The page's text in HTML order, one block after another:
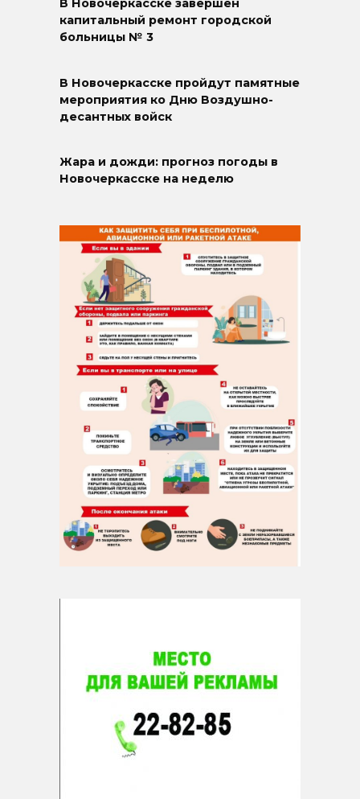
В Новочеркасске завершён
капитальный ремонт городской
больницы № 3
В Новочеркасске пройдут памятные
мероприятия ко Дню Воздушно-
десантных войск
Жара и дожди: прогноз погоды в
Новочеркасске на неделю